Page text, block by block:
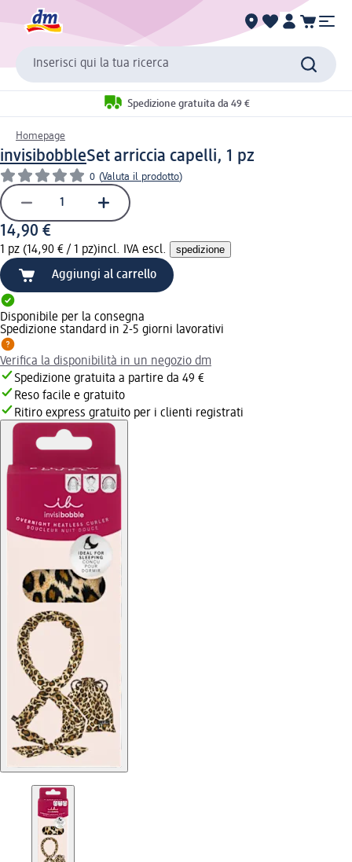
Inserisci qui la tua ricerca
Spedizione gratuita da 49 €
Homepage
invisibobbleSet arriccia capelli, 1 pz
0 (Valuta il prodotto)
14,90 €
1 pz (14,90 € / 1 pz)incl. IVA escl. spedizione
Aggiungi al carrello
Disponibile per la consegna
Spedizione standard in 2-5 giorni lavorativi
Verifica la disponibilità in un negozio dm
Spedizione gratuita a partire da 49 €
Reso facile e gratuito
Ritiro express gratuito per i clienti registrati